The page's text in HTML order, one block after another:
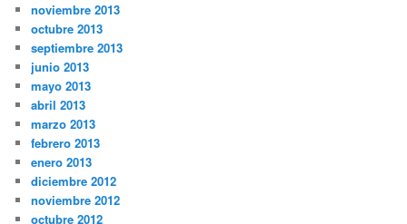
noviembre 2013
octubre 2013
septiembre 2013
junio 2013
mayo 2013
abril 2013
marzo 2013
febrero 2013
enero 2013
diciembre 2012
noviembre 2012
octubre 2012